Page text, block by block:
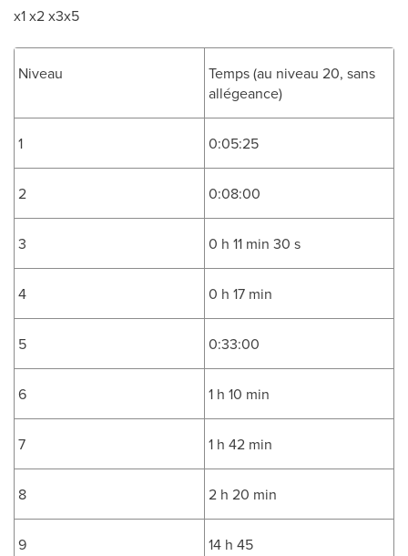
x1 x2 x3x5
Niveau
Temps (au niveau 20, sans
allégeance)
1 0:05:25
2 0:08:00
3 0 h 11 min 30 s
4 0 h 17 min
5 0:33:00
6 1 h 10 min
7 1 h 42 min
8 2 h 20 min
9 14 h 45